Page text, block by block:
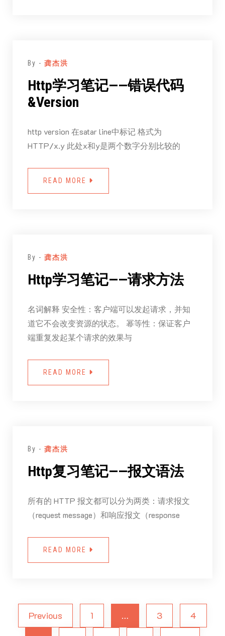
By - 龚杰洪
Http学习笔记——错误代码
&Version
http version 在satar line中标记 格式为
HTTP/x.y 此处x和y是两个数字分别比较的
READ MORE
By - 龚杰洪
Http学习笔记——请求方法
名词解释 安全性：客户端可以发起请求，并知
道它不会改变资源的状态。 幂等性：保证客户
端重复发起某个请求的效果与
READ MORE
By - 龚杰洪
Http复习笔记——报文语法
所有的 HTTP 报文都可以分为两类：请求报文
（request message）和响应报文（response
READ MORE
Previous 1 … 3
4